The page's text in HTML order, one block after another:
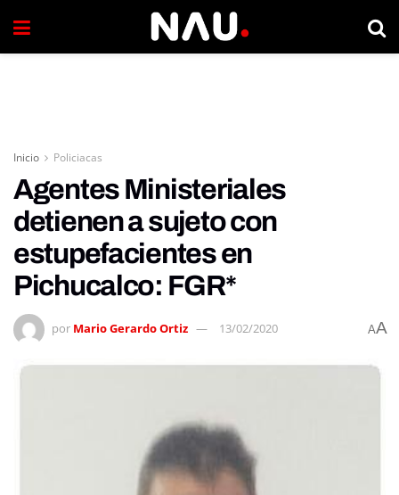
Inicio Policiacas
Agentes Ministeriales
detienen a sujeto con
estupefacientes en
Pichucalco: FGR*
por Mario Gerardo Ortiz 13/02/2020 AA